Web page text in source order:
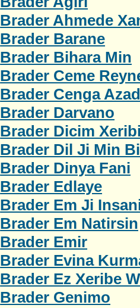
Brader Ahmede
Brader Barane
Brader Bihara Min
Brader Ceme
Brader Cenga
Brader Darvano
Brader Dicim
Brader Dil Ji Min
Brader Dinya Fani
Brader Edlaye
Brader Em Ji
Brader Em Natirsin
Brader Emir
Brader Evina
Brader Ez Xeribe
Brader Genimo